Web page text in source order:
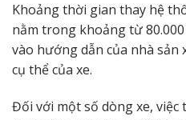
Khoảng thời gian thay hệ
nằm trong khoảng từ
vào hướng dẫn của nhà sản
cụ thể của xe.
Đối với một số dòng xe, việc